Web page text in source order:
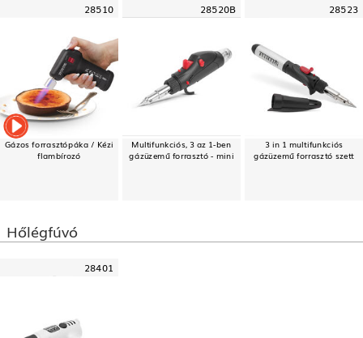
28510
Gázos forrasztópáka / Kézi
flambírozó
28520B
Multifunkciós, 3 az 1-ben
gázüzemű forrasztó - mini
28523
3 in 1 multifunkciós
gázüzemű forrasztó szett
Hőlégfúvó
28401